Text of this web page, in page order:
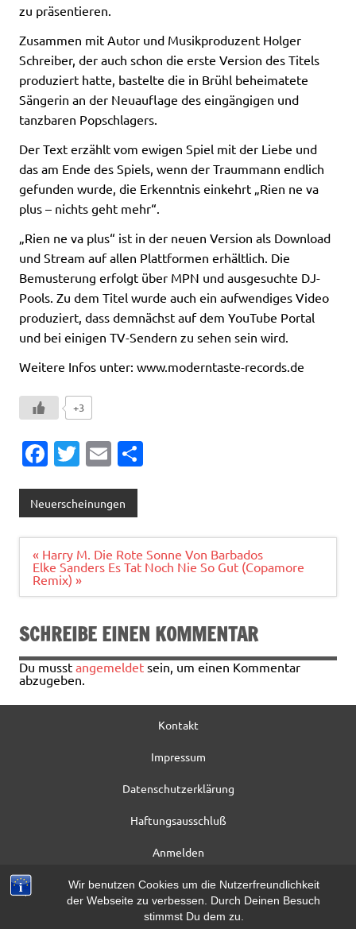
Wir benutzen Cookies um die Nutzerfreundlichkeit
der Webseite zu verbessen. Durch Deinen Besuch
stimmst Du dem zu.
zu präsentieren.
Zusammen mit Autor und Musikproduzent Holger
Schreiber, der auch schon die erste Version des Titels
produziert hatte, bastelte die in Brühl beheimatete
Sängerin an der Neuauflage des eingängigen und
tanzbaren Popschlagers.
Der Text erzählt vom ewigen Spiel mit der Liebe und
das am Ende des Spiels, wenn der Traummann endlich
gefunden wurde, die Erkenntnis einkehrt „Rien ne va
plus – nichts geht mehr“.
„Rien ne va plus“ ist in der neuen Version als Download
und Stream auf allen Plattformen erhältlich. Die
Bemusterung erfolgt über MPN und ausgesuchte DJ-
Pools. Zu dem Titel wurde auch ein aufwendiges Video
produziert, dass demnächst auf dem YouTube Portal
und bei einigen TV-Sendern zu sehen sein wird.
Weitere Infos unter: www.moderntaste-records.de
+3
Fa
e
b
o
o
k
T
it
te
r
E
ai
l
n
Neuerscheinungen
Beitragsnavigation
« Harry M. Die Rote Sonne Von Barbados
Elke Sanders Es Tat Noch Nie So Gut (Copamore
Remix) »
SCHREIBE EINEN KOMMENTAR
Du musst angemeldet sein, um einen Kommentar
abzugeben.
Kontakt
Impressum
Datenschutzerklärung
Haftungsausschluß
Anmelden
Registrieren
Beitrag*